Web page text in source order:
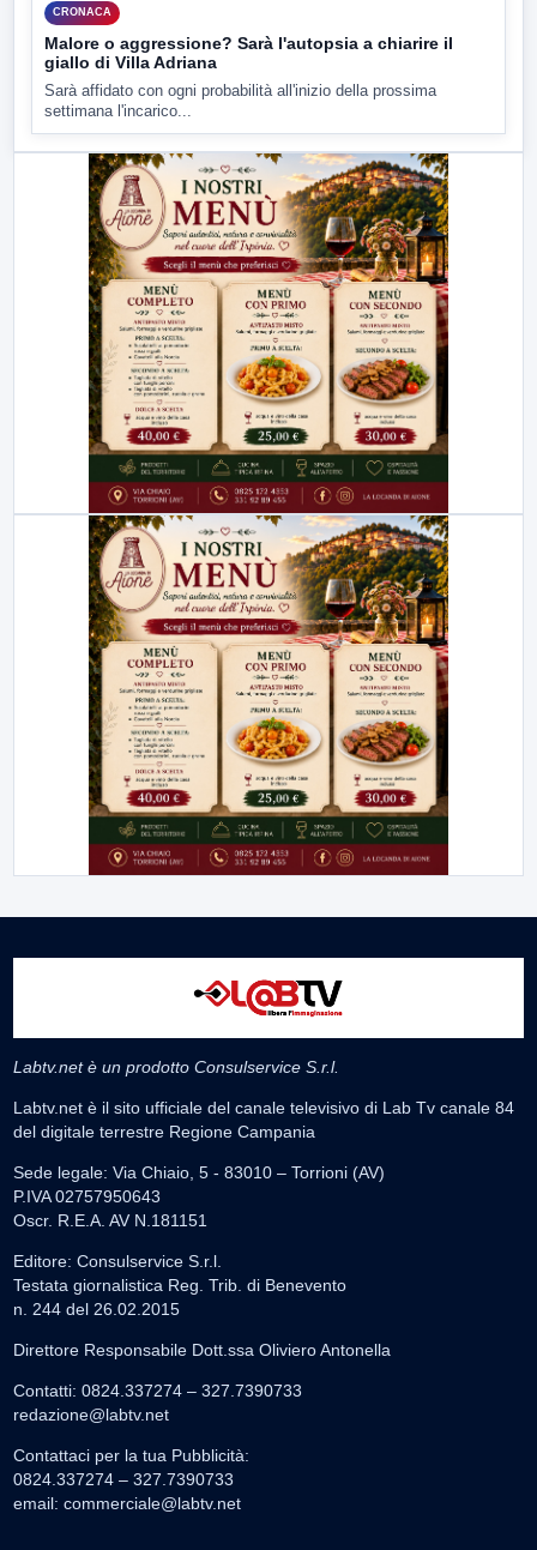
CRONACA
Malore o aggressione? Sarà l'autopsia a chiarire il
giallo di Villa Adriana
Sarà affidato con ogni probabilità all'inizio della prossima
settimana l'incarico...
Labtv.net è un prodotto Consulservice S.r.l.
Labtv.net è il sito ufficiale del canale televisivo di Lab Tv canale 84
del digitale terrestre Regione Campania
Sede legale: Via Chiaio, 5 - 83010 – Torrioni (AV)
P.IVA 02757950643
Oscr. R.E.A. AV N.181151
Editore: Consulservice S.r.l.
Testata giornalistica Reg. Trib. di Benevento
n. 244 del 26.02.2015
Direttore Responsabile Dott.ssa Oliviero Antonella
Contatti: 0824.337274 – 327.7390733
redazione@labtv.net
Contattaci per la tua Pubblicità:
0824.337274 – 327.7390733
email: commerciale@labtv.net